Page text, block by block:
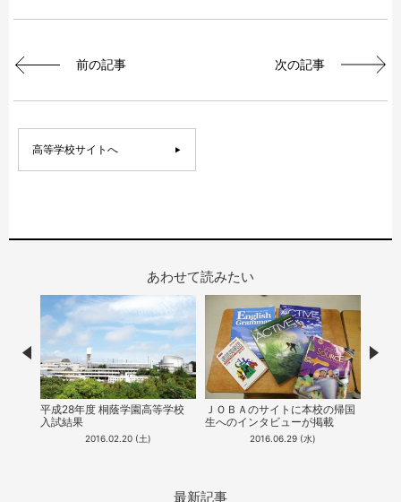
前の記事 次の記事
高等学校サイトへ
あわせて読みたい
平成28年度 桐蔭学園高等学校
入試結果
2016.02.20 (土)
ＪＯＢＡのサイトに本校の帰国
生へのインタビューが掲載
2016.06.29 (水)
Prev
最新記事